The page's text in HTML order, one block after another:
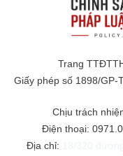
Trang
Giấy phép số 1898/
Chịu trách
Điện thoại:
Địa chỉ: